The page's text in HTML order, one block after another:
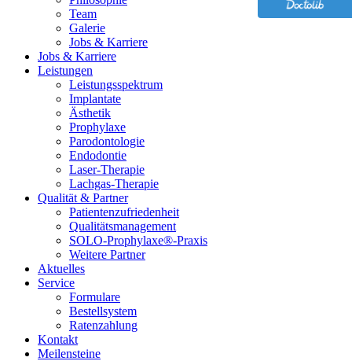
Team
Galerie
Jobs & Karriere
Jobs & Karriere
Leistungen
Leistungsspektrum
Implantate
Ästhetik
Prophylaxe
Parodontologie
Endodontie
Laser-Therapie
Lachgas-Therapie
Qualität & Partner
Patientenzufriedenheit
Qualitätsmanagement
SOLO-Prophylaxe®-Praxis
Weitere Partner
Aktuelles
Service
Formulare
Bestellsystem
Ratenzahlung
Kontakt
Meilensteine